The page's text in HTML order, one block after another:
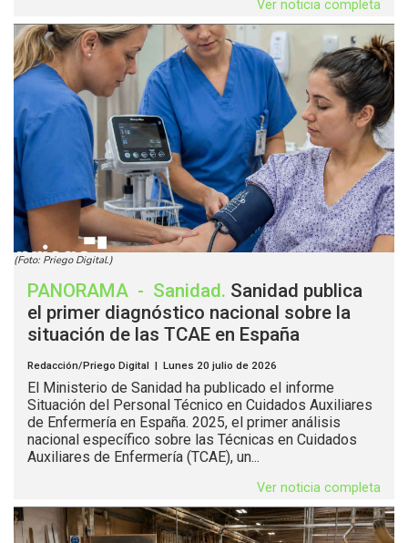
Ver noticia completa
(Foto: Priego Digital.)
PANORAMA - Sanidad. Sanidad publica
el primer diagnóstico nacional sobre la
situación de las TCAE en España
Redacción/Priego Digital | Lunes 20 julio de 2026
El Ministerio de Sanidad ha publicado el informe
Situación del Personal Técnico en Cuidados Auxiliares
de Enfermería en España. 2025, el primer análisis
nacional específico sobre las Técnicas en Cuidados
Auxiliares de Enfermería (TCAE), un...
Ver noticia completa